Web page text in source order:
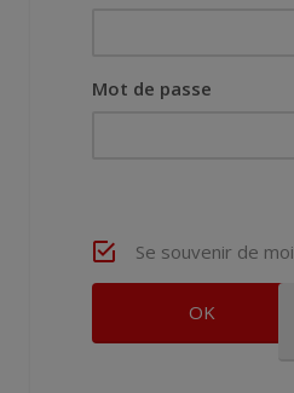
Mot de passe
Se souvenir de moi